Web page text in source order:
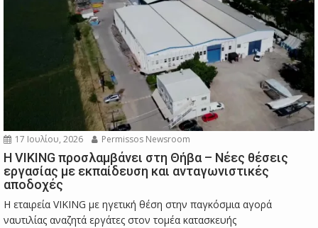
17 Ιουλίου, 2026 Permissos Newsroom
Η VIKING προσλαμβάνει στη Θήβα – Νέες θέσεις
εργασίας με εκπαίδευση και ανταγωνιστικές
αποδοχές
Η εταιρεία VIKING με ηγετική θέση στην παγκόσμια αγορά
ναυτιλίας αναζητά εργάτες στον τομέα κατασκευής